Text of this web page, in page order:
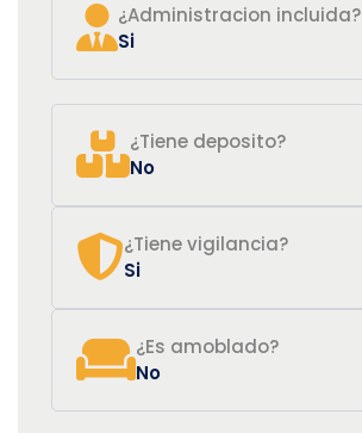
¿Administracion incluida?
Si
¿Tiene deposito?
No
¿Tiene vigilancia?
Si
¿Es amoblado?
No